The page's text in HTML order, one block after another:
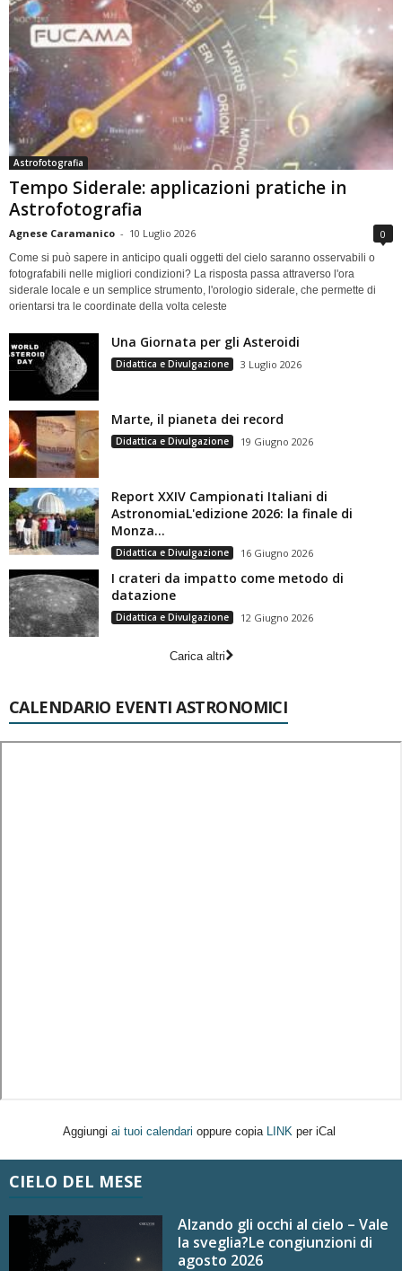
Astrofotografia
Tempo Siderale: applicazioni pratiche in
Astrofotografia
Agnese Caramanico - 10 Luglio 2026 0
Come si può sapere in anticipo quali oggetti del cielo saranno osservabili o
fotografabili nelle migliori condizioni? La risposta passa attraverso l'ora
siderale locale e un semplice strumento, l'orologio siderale, che permette di
orientarsi tra le coordinate della volta celeste
Una Giornata per gli Asteroidi
Didattica e Divulgazione 3 Luglio 2026
Marte, il pianeta dei record
Didattica e Divulgazione 19 Giugno 2026
Report XXIV Campionati Italiani di
AstronomiaL'edizione 2026: la finale di
Monza...
Didattica e Divulgazione 16 Giugno 2026
I crateri da impatto come metodo di
datazione
Didattica e Divulgazione 12 Giugno 2026
Carica altri
CALENDARIO EVENTI ASTRONOMICI
Aggiungi ai tuoi calendari oppure copia LINK per iCal
CIELO DEL MESE
Alzando gli occhi al cielo – Vale
la sveglia?Le congiunzioni di
agosto 2026